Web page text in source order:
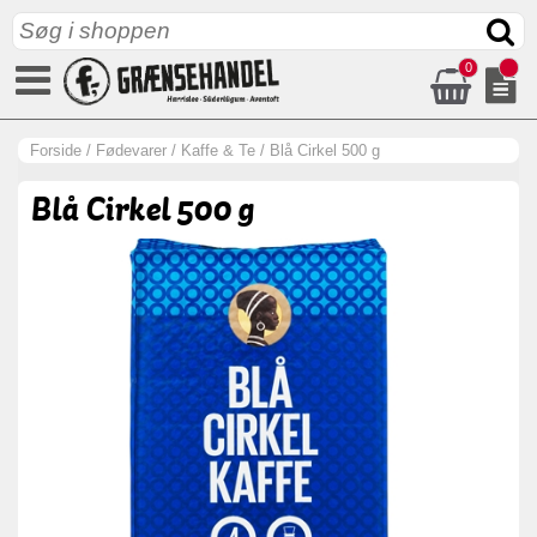
0
Forside / Fødevarer / Kaffe & Te / Blå Cirkel 500 g
Blå Cirkel 500 g